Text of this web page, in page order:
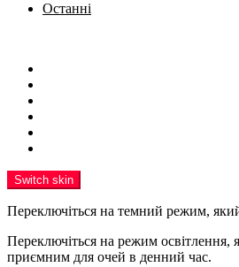
Останні
Switch skin
Переключіться на темний режим,
Переключіться на режим освітлення,
приємним для очей в денний час.